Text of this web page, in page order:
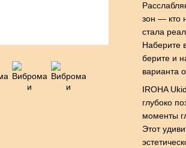
зон — кто
стала
Наберите
берите и
варианта
IROHA
глубоко
моменты
Этот